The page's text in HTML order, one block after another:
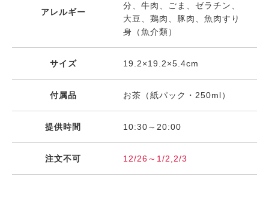
アレルギー
分、牛肉、ごま、ゼラチン、
大豆、鶏肉、豚肉、魚肉すり
身（魚介類）
サイズ 19.2×19.2×5.4cm
付属品 お茶（紙パック・250ml）
提供時間 10:30～20:00
注文不可 12/26～1/2,2/3